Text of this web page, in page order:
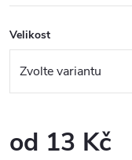
Velikost
od 13 Kč